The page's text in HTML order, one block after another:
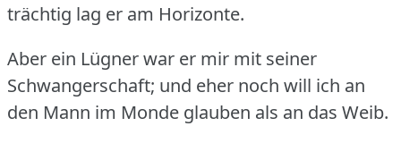
trächtig lag er am Horizonte.
Aber ein Lügner war er mir mit seiner
Schwangerschaft; und eher noch will ich an
den Mann im Monde glauben als an das Weib.